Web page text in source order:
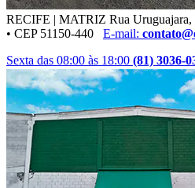
RECIFE | MATRIZ Rua
• CEP 51150-440
E-mail:
Sexta das 08:00 às 18:00 (81) 3036-